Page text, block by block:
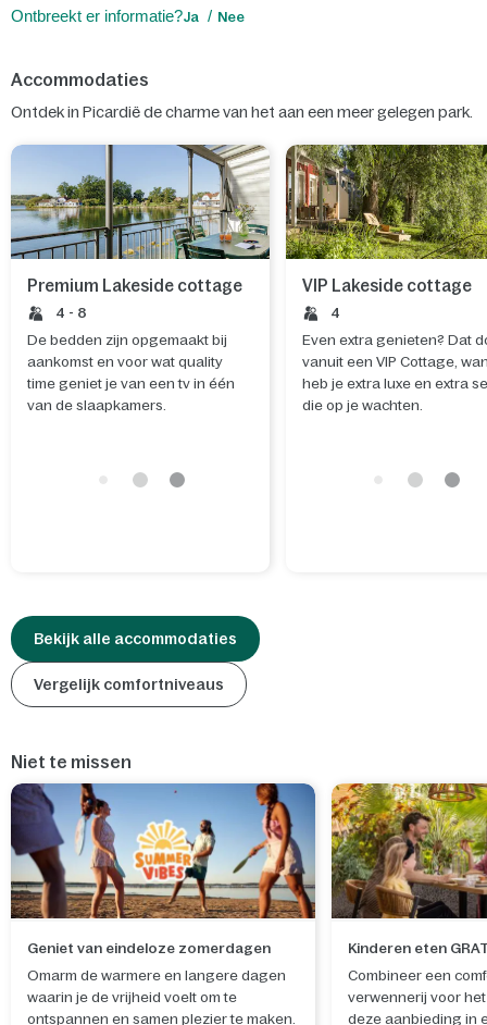
Ontbreekt er informatie?Ja Nee
Accommodaties
Ontdek in Picardië de charme van het aan een meer gelegen park.
Premium Lakeside cottage
4 - 8
De bedden zijn opgemaakt bij
aankomst en voor wat quality
time geniet je van een tv in één
van de slaapkamers.
VIP Lakeside cottage
4
Even extra genieten? Dat
vanuit een VIP Cottage,
heb je extra luxe en extra
die op je wachten.
Bekijk alle accommodaties
Vergelijk comfortniveaus
Niet te missen
Geniet van eindeloze zomerdagen
Omarm de warmere en langere dagen
waarin je de vrijheid voelt om te
ontspannen en samen plezier te maken.
Kinderen eten
Combineer een
verwennerij voor
deze aanbieding in